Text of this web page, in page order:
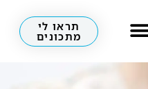
תראו לי
מתכונים